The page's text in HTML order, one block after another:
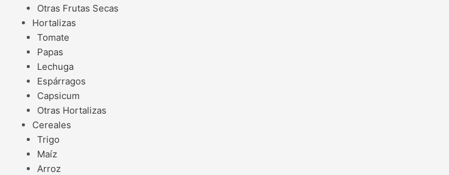
Otras Frutas Secas
Hortalizas
Tomate
Papas
Lechuga
Espárragos
Capsicum
Otras Hortalizas
Cereales
Trigo
Maíz
Arroz